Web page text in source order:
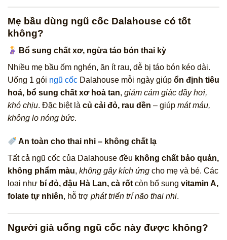
Mẹ bầu dùng ngũ cốc Dalahouse có tốt
không?
Bổ sung chất xơ, ngừa táo bón thai kỳ
Nhiều mẹ bầu ốm nghén, ăn ít rau, dễ bị táo bón kéo dài.
Uống 1 gói ngũ cốc Dalahouse mỗi ngày giúp ổn định tiêu
hoá, bổ sung chất xơ hoà tan, giảm cảm giác đầy hơi,
khó chịu. Đặc biệt là củ cải đỏ, rau dền – giúp mát máu,
không lo nóng bức.
An toàn cho thai nhi – không chất lạ
Tất cả ngũ cốc của Dalahouse đều không chất bảo quản,
không phẩm màu, không gây kích ứng cho mẹ và bé. Các
loại như bí đỏ, đậu Hà Lan, cà rốt còn bổ sung vitamin A,
folate tự nhiên, hỗ trợ phát triển trí não thai nhi.
Người già uống ngũ cốc này được không?